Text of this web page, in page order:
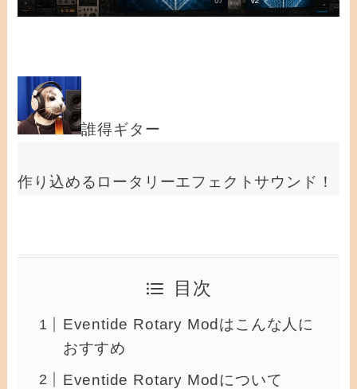
誰得ギター
作り込めるロータリーエフェクトサウンド！
目次
Eventide Rotary Modはこんな人に
おすすめ
Eventide Rotary Modについて